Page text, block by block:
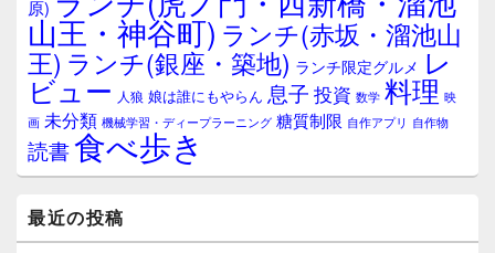
原)
山王・神谷町) ランチ(赤坂・溜池山
王) ランチ(銀座・築地) ランチ限定グルメ レ
ビュー 人狼 娘は誰にもやらん 息子 投資 数学 料理 映
画 未分類 機械学習・ディープラーニング 糖質制限 自作アプリ 自作物
読書食べ歩き
最近の投稿